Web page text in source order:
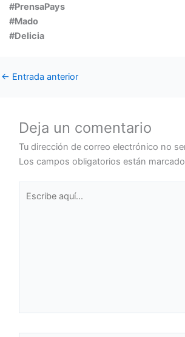
#PrensaPays
#Mado
#Delicia
← Entrada anterior
Deja un comentario
Tu dirección de correo electrónico no
Los campos obligatorios están